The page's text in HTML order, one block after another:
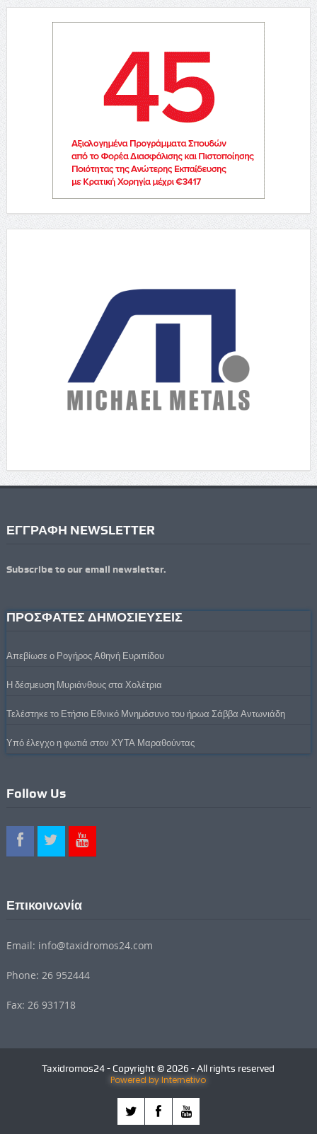
ΕΓΓΡΑΦΗ NEWSLETTER
Subscribe to our email newsletter.
ΠΡΟΣΦΑΤΕΣ ΔΗΜΟΣΙΕΥΣΕΙΣ
Απεβίωσε ο Ρογήρος Αθηνή Ευριπίδου
Η δέσμευση Μυριάνθους στα Χολέτρια
Τελέστηκε το Ετήσιο Εθνικό Μνημόσυνο του ήρωα Σάββα Αντωνιάδη
Υπό έλεγχο η φωτιά στον ΧΥΤΑ Μαραθούντας
Follow Us
Επικοινωνία
Email: info@taxidromos24.com
Phone: 26 952444
Fax: 26 931718
Taxidromos24 - Copyright © 2026 - All rights reserved
Powered by Internetivo